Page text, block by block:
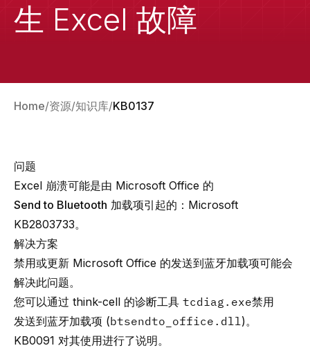
生 Excel 故障
Home 资源 知识库 KB0137
问题
Excel 崩溃可能是由 Microsoft Office 的
Send to Bluetooth 加载项引起的： Microsoft
KB2803733。
解决方案
禁用或更新 Microsoft Office 的发送到蓝牙加载项可能会
解决此问题。
您可以通过 think-cell 的诊断工具 tcdiag.exe禁用
发送到蓝牙加载项 (btsendto_office.dll)。
KB0091 对其使用进行了说明。